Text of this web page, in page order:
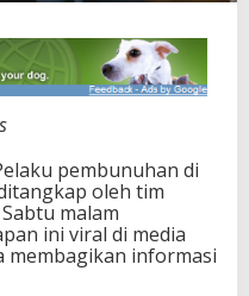
pembunuhan di
oleh tim
malam
ini viral di media
membagikan informasi